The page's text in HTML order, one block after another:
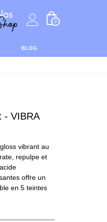
0
BLOG
- VIBRA
vibrant au
repulpe et
offre un
en 5 teintes